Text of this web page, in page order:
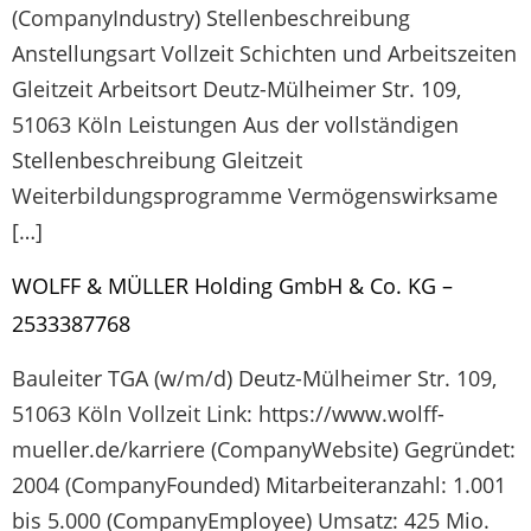
(CompanyIndustry) Stellenbeschreibung
Anstellungsart Vollzeit Schichten und Arbeitszeiten
Gleitzeit Arbeitsort Deutz-Mülheimer Str. 109,
51063 Köln Leistungen Aus der vollständigen
Stellenbeschreibung Gleitzeit
Weiterbildungsprogramme Vermögenswirksame
[…]
WOLFF & MÜLLER Holding GmbH & Co. KG –
2533387768
Bauleiter TGA (w/m/d) Deutz-Mülheimer Str. 109,
51063 Köln Vollzeit Link: https://www.wolff-
mueller.de/karriere (CompanyWebsite) Gegründet:
2004 (CompanyFounded) Mitarbeiteranzahl: 1.001
bis 5.000 (CompanyEmployee) Umsatz: 425 Mio.